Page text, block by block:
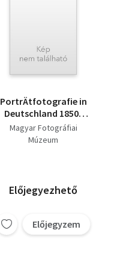
PortrÄtfotografie in
Deutschland 1850-
1918
Magyar Fotográfiai
Múzeum
Előjegyezhető
Előjegyzem